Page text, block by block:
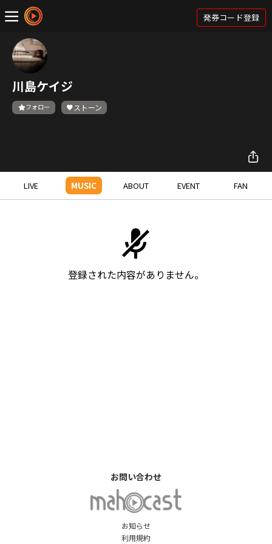
発券コード登録
川島ケイジ
フォロー ストーン
LIVE MUSIC ABOUT EVENT FAN
登録された内容がありません。
お知らせ
利用規約
お問い合わせ